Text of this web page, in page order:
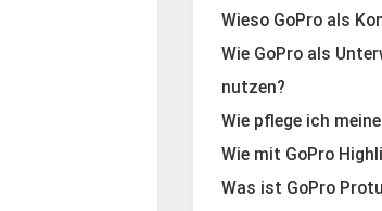
Wieso GoPro als
Wie GoPro als
nutzen?
Wie pflege ich
Wie mit GoPro
Was ist GoPro